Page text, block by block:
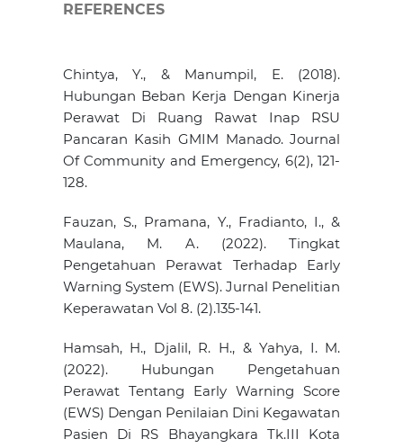
REFERENCES
Chintya, Y., & Manumpil, E. (2018).
Hubungan Beban Kerja Dengan Kinerja
Perawat Di Ruang Rawat Inap RSU
Pancaran Kasih GMIM Manado. Journal
Of Community and Emergency, 6(2), 121-
128.
Fauzan, S., Pramana, Y., Fradianto, I., &
Maulana, M. A. (2022). Tingkat
Pengetahuan Perawat Terhadap Early
Warning System (EWS). Jurnal Penelitian
Keperawatan Vol 8. (2).135-141.
Hamsah, H., Djalil, R. H., & Yahya, I. M.
(2022). Hubungan Pengetahuan
Perawat Tentang Early Warning Score
(EWS) Dengan Penilaian Dini Kegawatan
Pasien Di RS Bhayangkara Tk.III Kota